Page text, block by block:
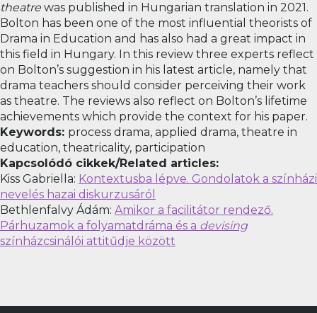
theatre was published in Hungarian translation in 2021.
Bolton has been one of the most influential theorists of
Drama in Education and has also had a great impact in
this field in Hungary. In this review three experts reflect
on Bolton’s suggestion in his latest article, namely that
drama teachers should consider perceiving their work
as theatre. The reviews also reflect on Bolton’s lifetime
achievements which provide the context for his paper.
Keywords: process drama, applied drama, theatre in
education, theatricality, participation
Kapcsolódó cikkek/Related articles:
Kiss Gabriella: Kontextusba lépve. Gondolatok a színházi
nevelés hazai diskurzusáról
Bethlenfalvy Ádám: Amikor a facilitátor rendező.
Párhuzamok a folyamatdráma és a devising
színházcsinálói attitűdje között